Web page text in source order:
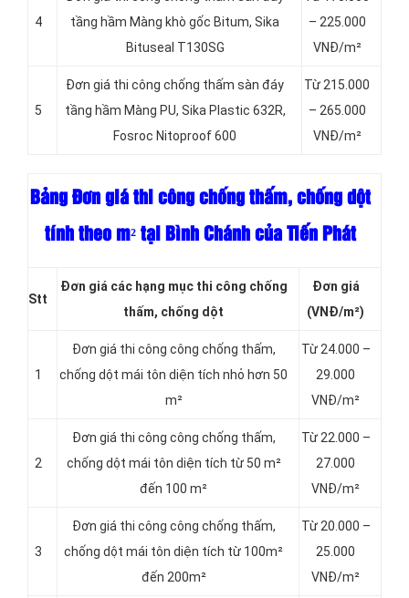
4
tầng hầm Màng khò gốc Bitum, Sika
Bituseal T130SG
– 225.000
VNĐ/m²
5
Đơn giá thi công chống thấm sàn đáy
tầng hầm Màng PU, Sika Plastic 632R,
Fosroc Nitoproof 600
Từ 215.000
– 265.000
VNĐ/m²
Bảng Đơn giá thi công chống thấm, chống dột
tính theo m² tại Bình Chánh của Tiến Phát
Stt
Đơn giá các hạng mục thi công chống
thấm, chống dột
Đơn giá
(VNĐ/m²)
1
Đơn giá thi công công chống thấm,
chống dột mái tôn diện tích nhỏ hơn 50
m²
Từ 24.000 –
29.000
VNĐ/m²
2
Đơn giá thi công công chống thấm,
chống dột mái tôn diện tích từ 50 m²
đến 100 m²
Từ 22.000 –
27.000
VNĐ/m²
3
Đơn giá thi công công chống thấm,
chống dột mái tôn diện tích từ 100m²
đến 200m²
Từ 20.000 –
25.000
VNĐ/m²